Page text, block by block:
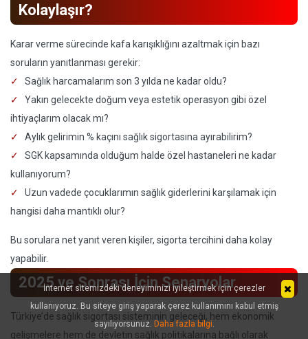
Kolaylaşır?
Karar verme sürecinde kafa karışıklığını azaltmak için bazı
soruların yanıtlanması gerekir:
Sağlık harcamalarım son 3 yılda ne kadar oldu?
Yakın gelecekte doğum veya estetik operasyon gibi özel
ihtiyaçlarım olacak mı?
Aylık gelirimin % kaçını sağlık sigortasına ayırabilirim?
SGK kapsamında olduğum halde özel hastaneleri ne kadar
kullanıyorum?
Uzun vadede çocuklarımın sağlık giderlerini karşılamak için
hangisi daha mantıklı olur?
Bu sorulara net yanıt veren kişiler, sigorta tercihini daha kolay
yapabilir.
2025 ve Sonrası İçin Senaryolar
Türkiye’de sağlık sigortası sisteminin geleceği, hem ekonomik
gelişmelere hem de devletin sağlık politikalarına bağlı olarak
İnternet sitemizdeki deneyiminizi iyileştirmek için çerezler
kullanıyoruz. Bu siteye giriş yaparak çerez kullanımını kabul etmiş
sayılıyorsunuz. Daha fazla bilgi.